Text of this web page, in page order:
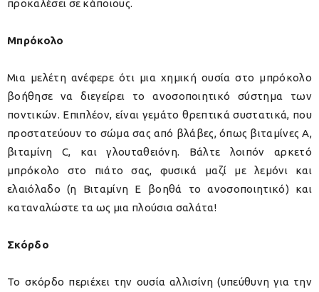
προκαλέσει σε κάποιους.
Μπρόκολο
Μια μελέτη ανέφερε ότι μια χημική ουσία στο μπρόκολο
βοήθησε να διεγείρει το ανοσοποιητικό σύστημα των
ποντικών. Επιπλέον, είναι γεμάτο θρεπτικά συστατικά, που
προστατεύουν το σώμα σας από βλάβες, όπως βιταμίνες Α,
βιταμίνη C, και γλουταθειόνη. Βάλτε λοιπόν αρκετό
μπρόκολο στο πιάτο σας, φυσικά μαζί με λεμόνι και
ελαιόλαδο (η Βιταμίνη Ε βοηθά το ανοσοποιητικό) και
καταναλώστε τα ως μια πλούσια σαλάτα!
Σκόρδο
Το σκόρδο περιέχει την ουσία αλλισίνη (υπεύθυνη για την